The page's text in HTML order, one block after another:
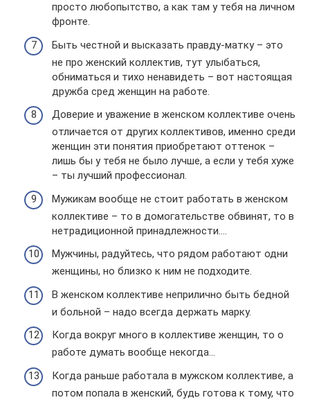
просто любопытство, а как там у тебя на личном
фронте.
Быть честной и высказать правду-матку – это
не про женский коллектив, тут улыбаться,
обниматься и тихо ненавидеть – вот настоящая
дружба сред женщин на работе.
Доверие и уважение в женском коллективе очень
отличается от других коллективов, именно среди
женщин эти понятия приобретают оттенок –
лишь бы у тебя не было лучше, а если у тебя хуже
– ты лучший профессионал.
Мужикам вообще не стоит работать в женском
коллективе – то в домогательстве обвинят, то в
нетрадиционной принадлежности….
Мужчины, радуйтесь, что рядом работают одни
женщины, но близко к ним не подходите.
В женском коллективе неприлично быть бедной
и больной – надо всегда держать марку.
Когда вокруг много в коллективе женщин, то о
работе думать вообще некогда…
Когда раньше работала в мужском коллективе, а
потом попала в женский, будь готова к тому, что